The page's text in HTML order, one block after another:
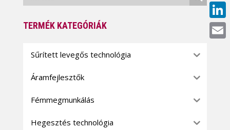
TERMÉK KATEGÓRIÁK
Sűrített levegős technológia
Áramfejlesztők
Fémmegmunkálás
Hegesztés technológia